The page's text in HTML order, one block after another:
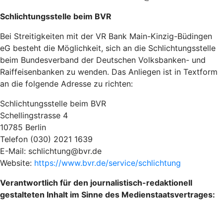
Schlichtungsstelle beim BVR
Bei Streitigkeiten mit der VR Bank Main-Kinzig-Büdingen
eG besteht die Möglichkeit, sich an die Schlichtungsstelle
beim Bundesverband der Deutschen Volksbanken- und
Raiffeisenbanken zu wenden. Das Anliegen ist in Textform
an die folgende Adresse zu richten:
Schlichtungsstelle beim BVR
Schellingstrasse 4
10785 Berlin
Telefon (030) 2021 1639
E-Mail: schlichtung@bvr.de
Website: https://www.bvr.de/service/schlichtung
Verantwortlich für den journalistisch-redaktionell
gestalteten Inhalt im Sinne des Medienstaatsvertrages: